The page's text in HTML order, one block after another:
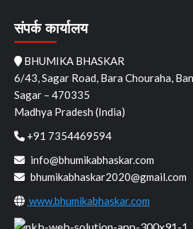
संपर्क कार्यालय
BHUMIKA BHASKAR
6/43, Sagar Road, Bara Chouraha,
Sagar – 470335
Madhya Pradesh (India)
+91 7354469594
info@bhumikabhaskar.com
bhumikabhaskar2020@gmail.com
www.bhumikabhaskar.com